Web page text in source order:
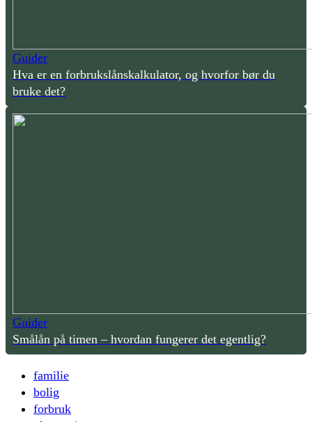
Guider
Hva er en forbrukslånskalkulator, og hvorfor bør du
bruke det?
Guider
Smålån på timen – hvordan fungerer det egentlig?
familie
bolig
forbruk